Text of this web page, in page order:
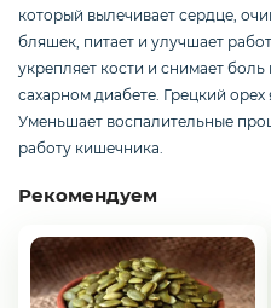
Рыбные
Панировка
который вылечивает сердце,
бляшек, питает и улучшает
укрепляет кости и снимает боль
сахарном диабете. Грецкий
Уменьшает воспалительные
работу кишечника.
Рекомендуем